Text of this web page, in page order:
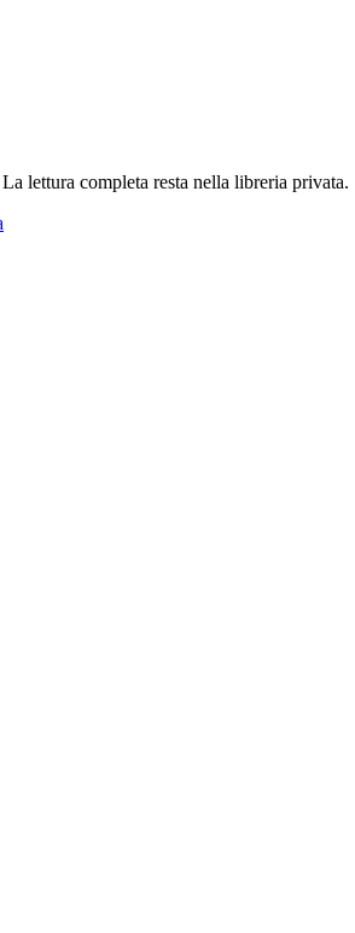
lettura completa resta nella libreria privata.